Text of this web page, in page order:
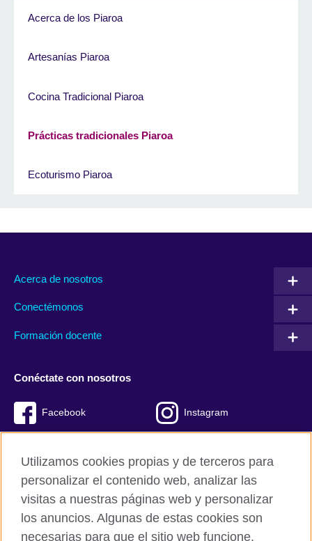
Acerca de los Piaroa
Artesanías Piaroa
Cocina Tradicional Piaroa
Prácticas tradicionales Piaroa
Ecoturismo Piaroa
Acerca de nosotros
Conectémonos
Formación docente
Conéctate con nosotros
Facebook Instagram
Utilizamos cookies propias y de terceros para
personalizar el contenido web, analizar las
visitas a nuestras páginas web y personalizar
los anuncios. Algunas de estas cookies son
necesarias para que el sitio web funcione,